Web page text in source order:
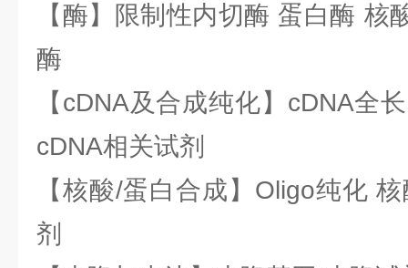
【酶】限制性内切酶 蛋白酶 核
酶
【cDNA及合成纯化】cDNA全
cDNA相关试剂
【核酸/蛋白合成】Oligo纯化
剂